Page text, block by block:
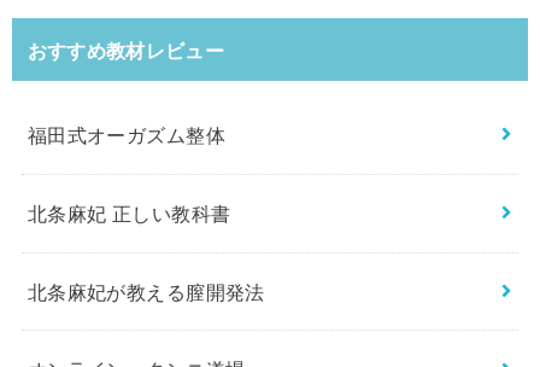
おすすめ教材レビュー
福田式オーガズム整体
北条麻妃 正しい教科書
北条麻妃が教える膣開発法